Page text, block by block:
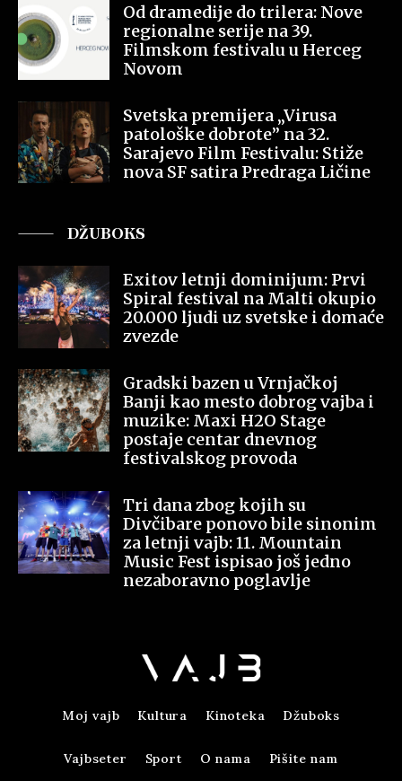
Od dramedije do trilera: Nove
regionalne serije na 39.
Filmskom festivalu u Herceg
Novom
Svetska premijera „Virusa
patološke dobrote” na 32.
Sarajevo Film Festivalu: Stiže
nova SF satira Predraga Ličine
DŽUBOKS
Exitov letnji dominijum: Prvi
Spiral festival na Malti okupio
20.000 ljudi uz svetske i domaće
zvezde
Gradski bazen u Vrnjačkoj
Banji kao mesto dobrog vajba i
muzike: Maxi H2O Stage
postaje centar dnevnog
festivalskog provoda
Tri dana zbog kojih su
Divčibare ponovo bile sinonim
za letnji vajb: 11. Mountain
Music Fest ispisao još jedno
nezaboravno poglavlje
Moj vajb Kultura Kinoteka Džuboks
Vajbseter Sport O nama Pišite nam